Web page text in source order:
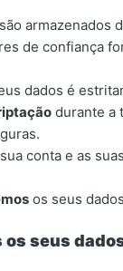
armazenados
de confiança
dados é
durante a
conta e as
os seus
os seus